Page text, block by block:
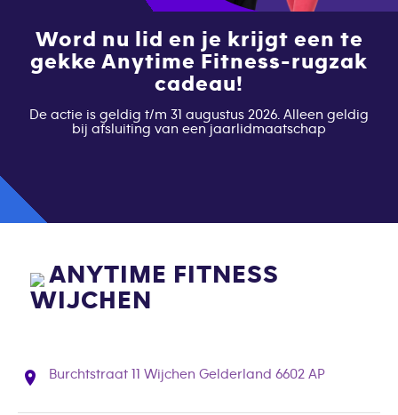
Word nu lid en je krijgt een te
gekke Anytime Fitness-rugzak
cadeau!
De actie is geldig t/m 31 augustus 2026. Alleen geldig
bij afsluiting van een jaarlidmaatschap
ANYTIME FITNESS
WIJCHEN
Burchtstraat 11 Wijchen Gelderland 6602 AP